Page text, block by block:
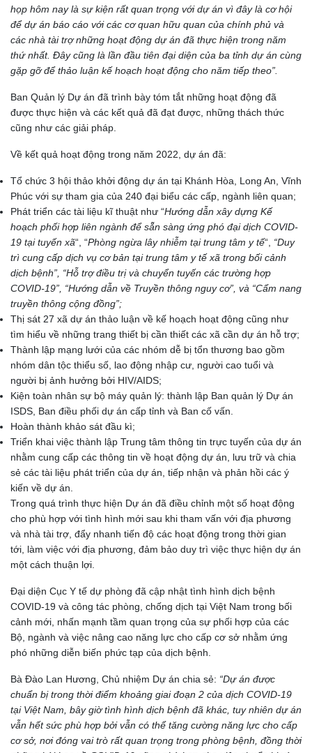
họp hôm nay là sự kiện rất quan trọng với dự án vì đây là cơ hội
để dự án báo cáo với các cơ quan hữu quan của chính phủ và
các nhà tài trợ những hoạt động dự án đã thực hiện trong năm
thứ nhất. Đây cũng là lần đầu tiên đại diện của ba tỉnh dự án cùng
gặp gỡ để thảo luận kế hoạch hoạt động cho năm tiếp theo”.
Ban Quản lý Dự án đã trình bày tóm tắt những hoạt động đã
được thực hiện và các kết quả đã đạt được, những thách thức
cũng như các giải pháp.
Về kết quả hoạt động trong năm 2022, dự án đã:
Tổ chức 3 hội thảo khởi động dự án tại Khánh Hòa, Long An, Vĩnh
Phúc với sự tham gia của 240 đại biểu các cấp, ngành liên quan;
Phát triển các tài liệu kĩ thuật như “Hướng dẫn xây dựng Kế
hoạch phối hợp liên ngành để sẵn sàng ứng phó đại dịch COVID-
19 tại tuyến xã“, “Phòng ngừa lây nhiễm tại trung tâm y tế“, “Duy
trì cung cấp dịch vụ cơ bản tại trung tâm y tế xã trong bối cảnh
dịch bệnh”, “Hỗ trợ điều trị và chuyển tuyến các trường hợp
COVID-19”, “Hướng dẫn về Truyền thông nguy cơ”, và “Cẩm nang
truyền thông cộng đồng”;
Thị sát 27 xã dự án thảo luận về kế hoạch hoạt động cũng như
tìm hiểu về những trang thiết bị cần thiết các xã cần dự án hỗ trợ;
Thành lập mạng lưới của các nhóm dễ bị tổn thương bao gồm
nhóm dân tộc thiểu số, lao động nhập cư, người cao tuổi và
người bị ảnh hưởng bởi HIV/AIDS;
Kiện toàn nhân sự bộ máy quản lý: thành lập Ban quản lý Dự án
ISDS, Ban điều phối dự án cấp tỉnh và Ban cố vấn.
Hoàn thành khảo sát đầu kì;
Triển khai việc thành lập Trung tâm thông tin trực tuyến của dự án
nhằm cung cấp các thông tin về hoạt động dự án, lưu trữ và chia
sẻ các tài liệu phát triển của dự án, tiếp nhận và phản hồi các ý
kiến về dự án.
Trong quá trình thực hiện Dự án đã điều chỉnh một số hoạt động
cho phù hợp với tình hình mới sau khi tham vấn với địa phương
và nhà tài trợ, đẩy nhanh tiến độ các hoạt động trong thời gian
tới, làm việc với địa phương, đảm bảo duy trì việc thực hiện dự án
một cách thuận lợi.
Đại diện Cục Y tế dự phòng đã cập nhật tình hình dịch bệnh
COVID-19 và công tác phòng, chống dịch tại Việt Nam trong bối
cảnh mới, nhấn mạnh tầm quan trọng của sự phối hợp của các
Bộ, ngành và việc nâng cao năng lực cho cấp cơ sở nhằm ứng
phó những diễn biến phức tạp của dịch bệnh.
Bà Đào Lan Hương, Chủ nhiệm Dự án chia sẻ: “Dự án được
chuẩn bị trong thời điểm khoảng giai đoạn 2 của dịch COVID-19
tại Việt Nam, bây giờ tình hình dịch bệnh đã khác, tuy nhiên dự án
vẫn hết sức phù hợp bởi vẫn có thể tăng cường năng lực cho cấp
cơ sở, nơi đóng vai trò rất quan trọng trong phòng bệnh, đồng thời